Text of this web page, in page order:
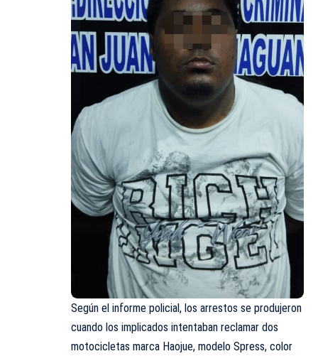
Según el informe policial, los arrestos se produjeron
cuando los implicados intentaban reclamar dos
motocicletas marca Haojue, modelo Spress, color